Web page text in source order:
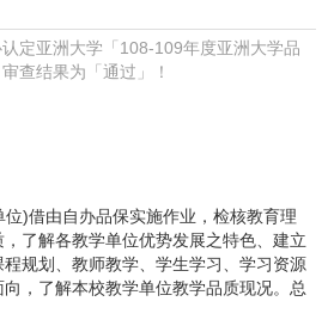
定亚洲大学「108-109年度亚洲大学品
查结果为「通过」！
)借由自办品保实施作业，检核教育理
了解各教学单位优势发展之特色、建立
规划、教师教学、学生学习、学习资源
，了解本校教学单位教学品质现况。总